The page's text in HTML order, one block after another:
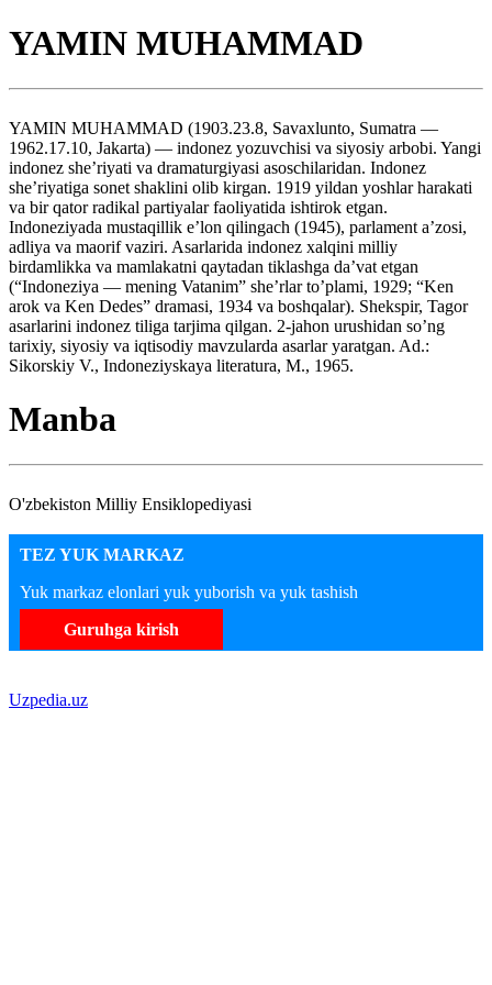
YAMIN MUHAMMAD
YAMIN MUHAMMAD (1903.23.8, Savaxlunto, Sumatra —
1962.17.10, Jakarta) — indonez yozuvchisi va siyosiy arbobi. Yangi
indonez she’riyati va dramaturgiyasi asoschilaridan. Indonez
she’riyatiga sonet shaklini olib kirgan. 1919 yildan yoshlar harakati
va bir qator radikal partiyalar faoliyatida ishtirok etgan.
Indoneziyada mustaqillik e’lon qilingach (1945), parlament a’zosi,
adliya va maorif vaziri. Asarlarida indonez xalqini milliy
birdamlikka va mamlakatni qaytadan tiklashga da’vat etgan
(“Indoneziya — mening Vatanim” she’rlar to’plami, 1929; “Ken
arok va Ken Dedes” dramasi, 1934 va boshqalar). Shekspir, Tagor
asarlarini indonez tiliga tarjima qilgan. 2-jahon urushidan so’ng
tarixiy, siyosiy va iqtisodiy mavzularda asarlar yaratgan. Ad.:
Sikorskiy V., Indoneziyskaya literatura, M., 1965.
Manba
O'zbekiston Milliy Ensiklopediyasi
TEZ YUK MARKAZ
Yuk markaz elonlari yuk yuborish va yuk tashish
Guruhga kirish
Uzpedia.uz